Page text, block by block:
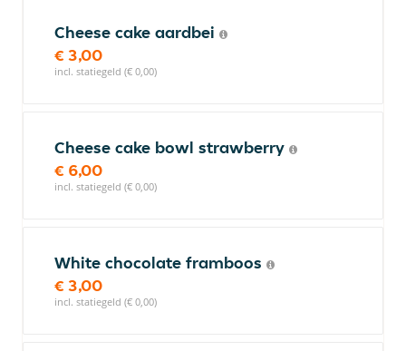
Cheese cake aardbei
€ 3,00
incl. statiegeld (€ 0,00)
Cheese cake bowl strawberry
€ 6,00
incl. statiegeld (€ 0,00)
White chocolate framboos
€ 3,00
incl. statiegeld (€ 0,00)